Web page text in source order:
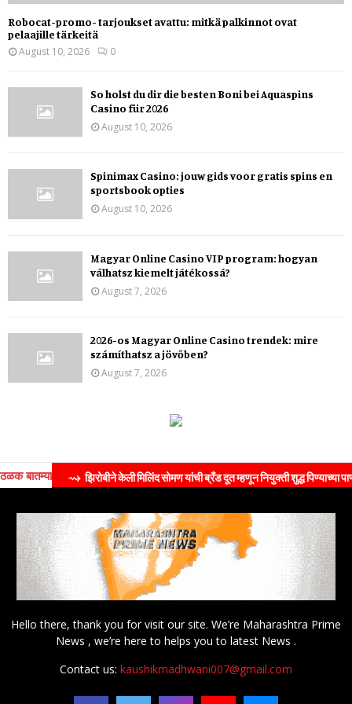
Robocat-promo- tarjoukset avattu: mitkä palkinnot ovat
pelaajille tärkeitä
August 10, 2026
0
So holst du dir die besten Boni bei Aquaspins
Casino für 2026
August 10, 2026
Spinimax Casino: jouw gids voor gratis spins en
sportsbook opties
August 10, 2026
Magyar Online Casino VIP program: hogyan
válhatsz kiemelt játékossá?
August 7, 2026
2026-os Magyar Online Casino trendek: mire
számíthatsz a jövőben?
August 7, 2026
ठळक बातम्या⇝ झिरोबीने केली मिलिंद सोमण यांची ब्रँड दूत म्हणून नियुक्ती शुद्ध पिण्याच्या पाण्याच्या
Hello there, thank you for visit our site. We’re Maharashtra Prime
News , we’re here to helps you to latest News .
Contact us: kaushikmadhwani007@gmail.com